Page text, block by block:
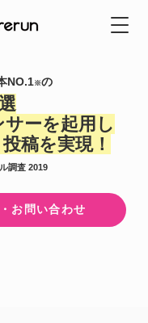
NO.1※の
ーを起用し
稿を実現！
調査 2019
お問い合わせ